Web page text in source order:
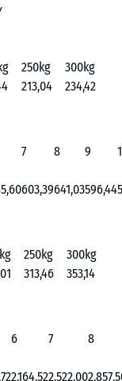
250kg
300kg
213,04 234,42
7 8 9
603,39641,03596,44
250kg
300kg
313,46 353,14
6 7
8
2.164,522.522,00